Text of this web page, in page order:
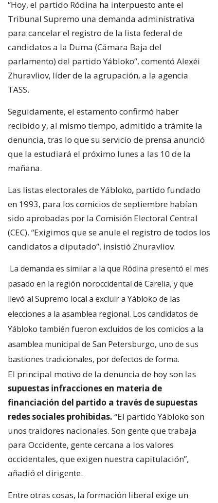
“Hoy, el partido Ródina ha interpuesto ante el
Tribunal Supremo una demanda administrativa
para cancelar el registro de la lista federal de
candidatos a la Duma (Cámara Baja del
parlamento) del partido Yábloko”, comentó Alexéi
Zhuravliov, líder de la agrupación, a la agencia
TASS.
Seguidamente, el estamento confirmó haber
recibido y, al mismo tiempo, admitido a trámite la
denuncia, tras lo que su servicio de prensa anunció
que la estudiará el próximo lunes a las 10 de la
mañana.
Las listas electorales de Yábloko, partido fundado
en 1993, para los comicios de septiembre habían
sido aprobadas por la Comisión Electoral Central
(CEC). “Exigimos que se anule el registro de todos los
candidatos a diputado”, insistió Zhuravliov.
La demanda es similar a la que Ródina presentó el mes
pasado en la región noroccidental de Carelia, y que
llevó al Supremo local a excluir a Yábloko de las
elecciones a la asamblea regional. Los candidatos de
Yábloko también fueron excluidos de los comicios a la
asamblea municipal de San Petersburgo, uno de sus
bastiones tradicionales, por defectos de forma.
El principal motivo de la denuncia de hoy son las
supuestas infracciones en materia de
financiación del partido a través de supuestas
redes sociales prohibidas. “El partido Yábloko son
unos traidores nacionales. Son gente que trabaja
para Occidente, gente cercana a los valores
occidentales, que exigen nuestra capitulación”,
añadió el dirigente.
Entre otras cosas, la formación liberal exige un